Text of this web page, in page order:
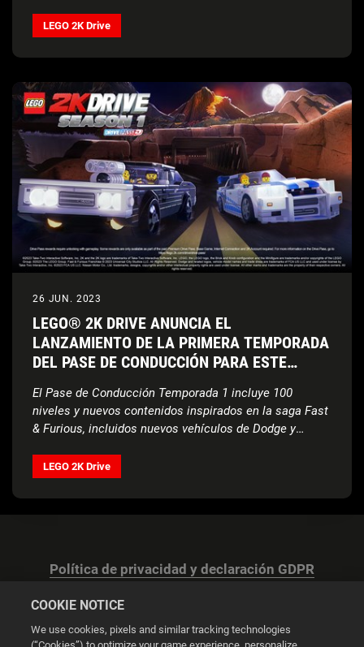
LEGO 2K Drive
26 JUN. 2023
LEGO® 2K DRIVE ANUNCIA EL
LANZAMIENTO DE LA PRIMERA TEMPORADA
DEL PASE DE CONDUCCIÓN PARA ESTE
El Pase de Conducción Temporada 1 incluye 100
niveles y nuevos contenidos inspirados en la saga Fast
& Furious, incluidos nuevos vehículos de Dodge y
LEGO 2K Drive
Política de privacidad y declaración GDPR
COOKIE NOTICE
We use cookies, pixels and similar tracking technologies